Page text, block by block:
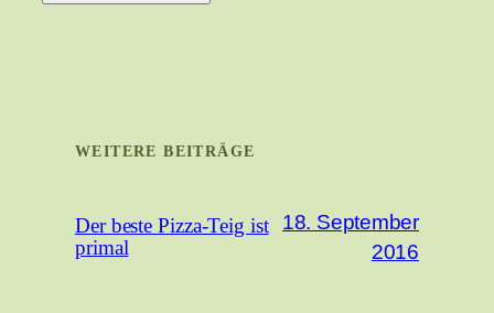
WEITERE BEITRÄGE
Der beste Pizza-Teig ist
primal
18. September
2016